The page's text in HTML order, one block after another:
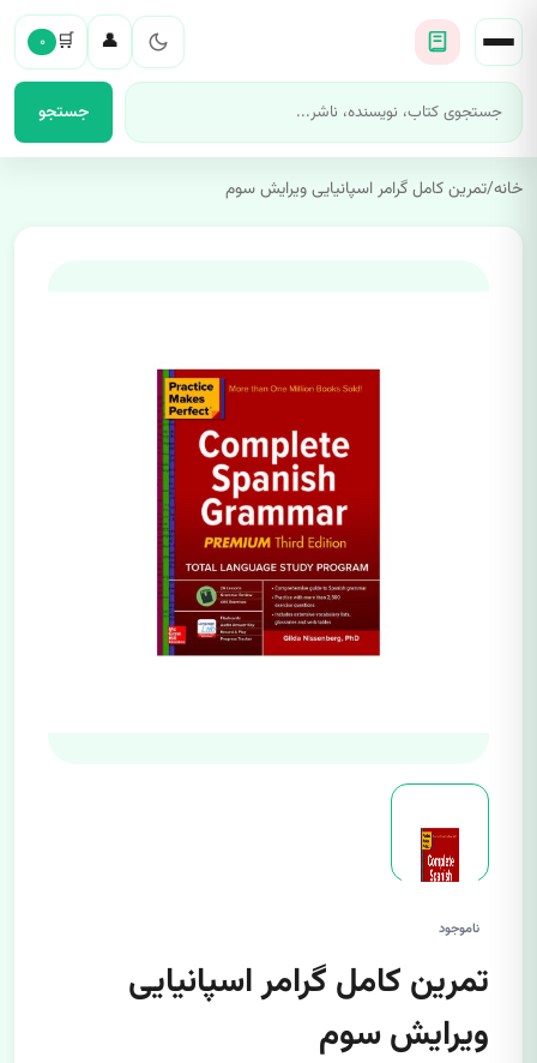
جستجو
👤
🛒 ۰
خانه/تمرین کامل گرامر اسپانیایی ویرایش سوم
ناموجود
تمرین کامل گرامر اسپانیایی
ویرایش سوم